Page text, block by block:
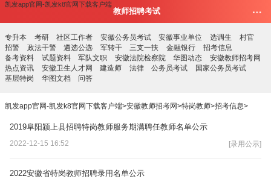
凯发app官网-凯发k8官网下载客户端
教师招聘考试
专升本 考研 社区工作者 安徽公务员考试 安徽事业单位 选调生
村官
招警
政法干警 遴选公选 军转干 三支一扶 金融银行
招考信息
备考资料
试题资料 军队文职 安徽法院检察院 华图动态
安徽教师招考网
热点资讯
安徽卫生人才网 建造师 法律 公务员考试
国家公务员考试
基层特岗
华图文档 问答
凯发app官网-凯发k8官网下载客户端>安徽教师招考网>特岗教师>招考信息>
2019阜阳颍上县招聘特岗教师服务期满聘任教师名单公示
2022-12-15 16:52 [录用公示]
2022安徽省特岗教师招聘录用名单公示